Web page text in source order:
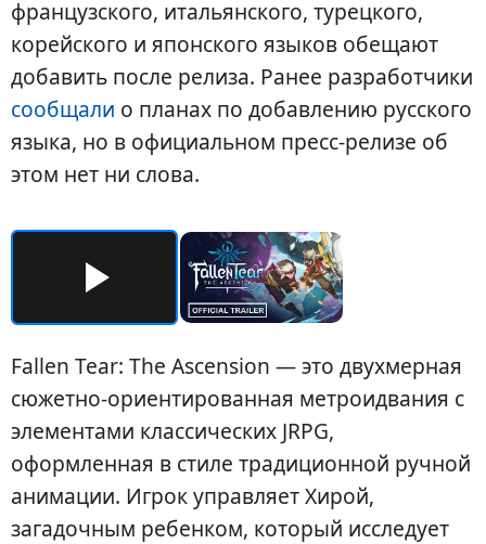
французского, итальянского, турецкого,
корейского и японского языков обещают
добавить после релиза. Ранее разработчики
сообщали о планах по добавлению русского
языка, но в официальном пресс-релизе об
этом нет ни слова.
Fallen Tear: The Ascension — это двухмерная
сюжетно-ориентированная метроидвания с
элементами классических JRPG,
оформленная в стиле традиционной ручной
анимации. Игрок управляет Хирой,
загадочным ребенком, который исследует